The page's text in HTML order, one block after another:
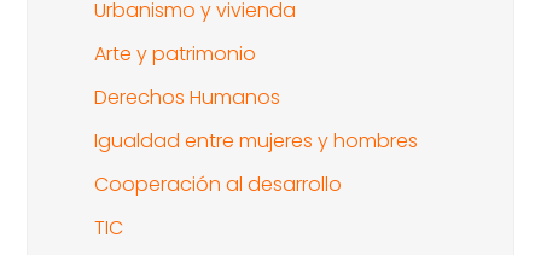
Urbanismo y vivienda
Arte y patrimonio
Derechos Humanos
Igualdad entre mujeres y hombres
Cooperación al desarrollo
TIC